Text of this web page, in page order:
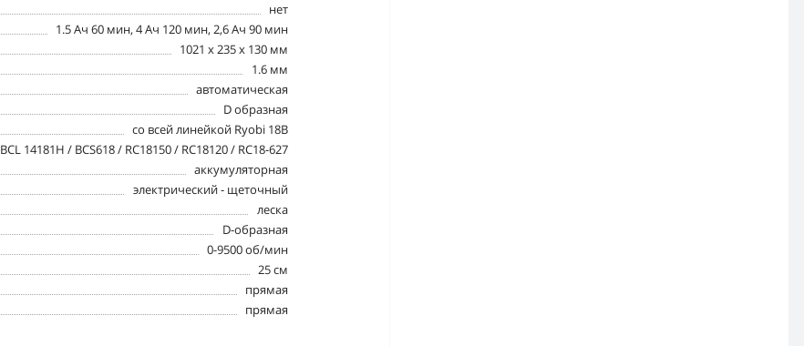
нет
1.5 Ач 60 мин, 4 Ач 120 мин, 2,6 Ач 90 мин
1021 х 235 х 130 мм
1.6 мм
автоматическая
D образная
со всей линейкой Ryobi 18В
BCL 14181H / BCS618 / RC18150 / RC18120 / RC18-627
аккумуляторная
электрический - щеточный
леска
D-образная
0-9500 об/мин
25 см
прямая
прямая